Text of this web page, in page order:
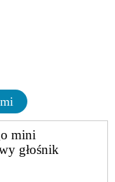
mini
głośnik